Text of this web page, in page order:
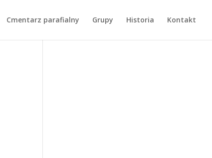
Cmentarz parafialny Grupy Historia Kontakt